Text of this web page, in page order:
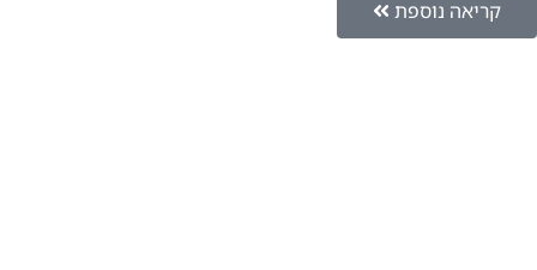
קריאה נוספת